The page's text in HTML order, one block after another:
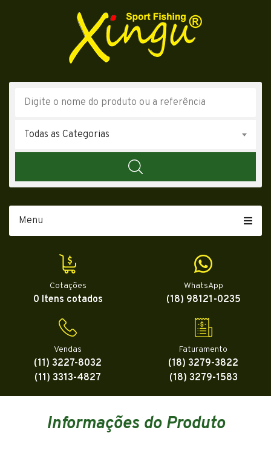
Todas as Categorias
Menu
Cotações
0 Itens cotados
WhatsApp
(18) 98121-0235
Vendas
(11) 3227-8032
(11) 3313-4827
Faturamento
(18) 3279-3822
(18) 3279-1583
Informações do Produto